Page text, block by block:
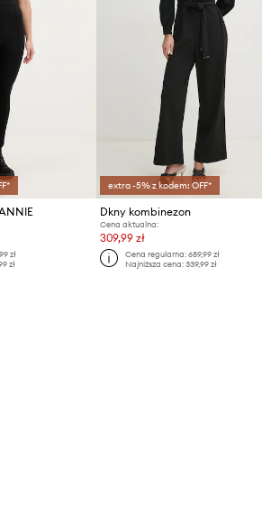
zł
zł
extra -5% z kodem: OFF*
Dkny kombinezon
Cena aktualna:
309,99 zł
Cena regularna: 689,99 zł
Najniższa cena: 339,99 zł